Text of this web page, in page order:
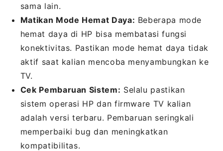
sama lain.
Matikan Mode Hemat Daya: Beberapa mode
hemat daya di HP bisa membatasi fungsi
konektivitas. Pastikan mode hemat daya tidak
aktif saat kalian mencoba menyambungkan ke
TV.
Cek Pembaruan Sistem: Selalu pastikan
sistem operasi HP dan firmware TV kalian
adalah versi terbaru. Pembaruan seringkali
memperbaiki bug dan meningkatkan
kompatibilitas.